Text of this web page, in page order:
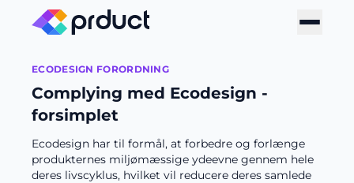
ECODESIGN FORORDNING
Complying med Ecodesign -
forsimplet
Ecodesign har til formål, at forbedre og forlænge
produkternes miljømæssige ydeevne gennem hele
deres livscyklus, hvilket vil reducere deres samlede